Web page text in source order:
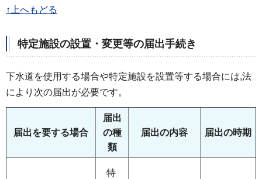
↑上へもどる
特定施設の設置・変更等の届出手続き
下水道を使用する場合や特定施設を設置等する場合には,法
により次の届出が必要です。
届出を要する場合
届出
の種
類
届出の内容 届出の時期
特